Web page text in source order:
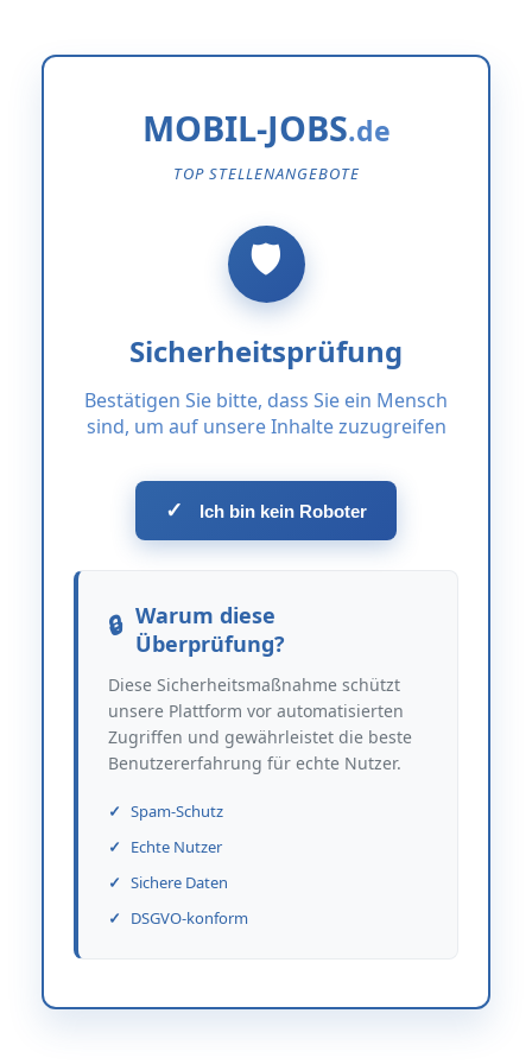
MOBIL-JOBS
TOP STELLENANGEBOTE
Sicherheitsprüfung
Bestätigen Sie bitte, dass Sie ein Mensch
sind, um auf unsere Inhalte zuzugreifen
✓ Ich bin kein Roboter
Warum diese
Überprüfung?
Diese Sicherheitsmaßnahme schützt
unsere Plattform vor automatisierten
Zugriffen und gewährleistet die beste
Benutzererfahrung für echte Nutzer.
Spam-Schutz
Echte Nutzer
Sichere Daten
DSGVO-konform